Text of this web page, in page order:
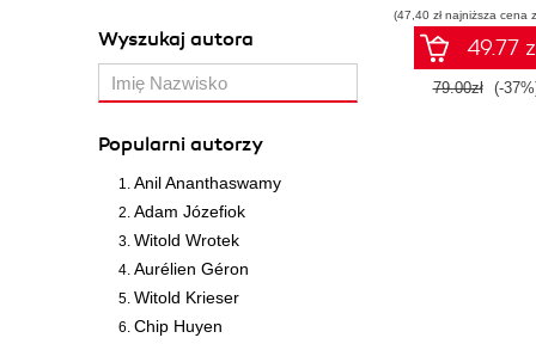
Wyszukaj autora
Popularni autorzy
Anil Ananthaswamy
Adam Józefiok
Witold Wrotek
Aurélien Géron
Witold Krieser
Chip Huyen
SQL na
zastosowań.
IV
(47,40 zł najniższa cena
49.77
79.00zł (-